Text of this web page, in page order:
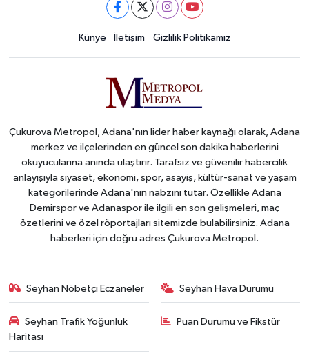
Künye İletişim Gizlilik Politikamız
Çukurova Metropol, Adana'nın lider haber kaynağı olarak, Adana
merkez ve ilçelerinden en güncel son dakika haberlerini
okuyucularına anında ulaştırır. Tarafsız ve güvenilir habercilik
anlayışıyla siyaset, ekonomi, spor, asayiş, kültür-sanat ve yaşam
kategorilerinde Adana'nın nabzını tutar. Özellikle Adana
Demirspor ve Adanaspor ile ilgili en son gelişmeleri, maç
özetlerini ve özel röportajları sitemizde bulabilirsiniz. Adana
haberleri için doğru adres Çukurova Metropol.
Seyhan Nöbetçi Eczaneler Seyhan Hava Durumu
Seyhan Trafik Yoğunluk
Haritası
Puan Durumu ve Fikstür